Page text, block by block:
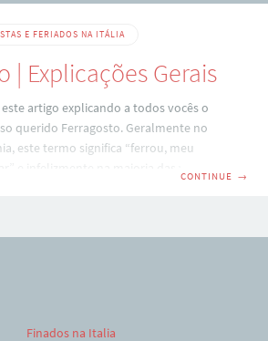
E FERIADOS NA ITÁLIA
| Explicações Gerais
artigo explicando a todos vocês o
querido Ferragosto. Geralmente no
este termo significa “ferrou, meu
CONTINUE →